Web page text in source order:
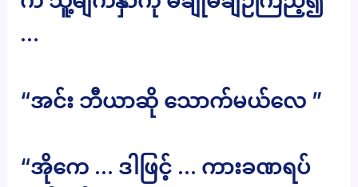
…
“အင်း ဘီယာဆို သောက်မယ်လေ ”
“အိုကေ … ဒါဖြင့် … ကားခဏရပ်